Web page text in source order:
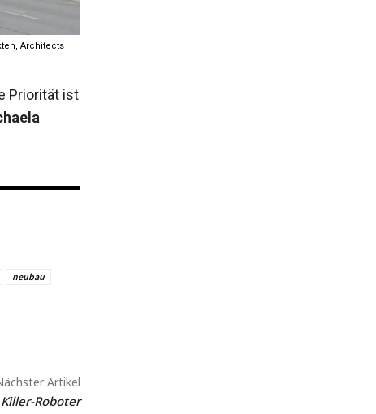
Architects
Priorität ist
neubau
Artikel
Roboter